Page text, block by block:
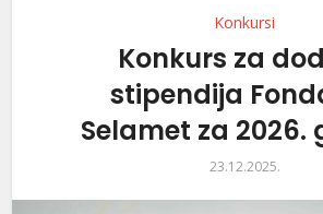
Konkursi
Konkurs za
stipendija
Selamet za 2026.
23.12.2025.